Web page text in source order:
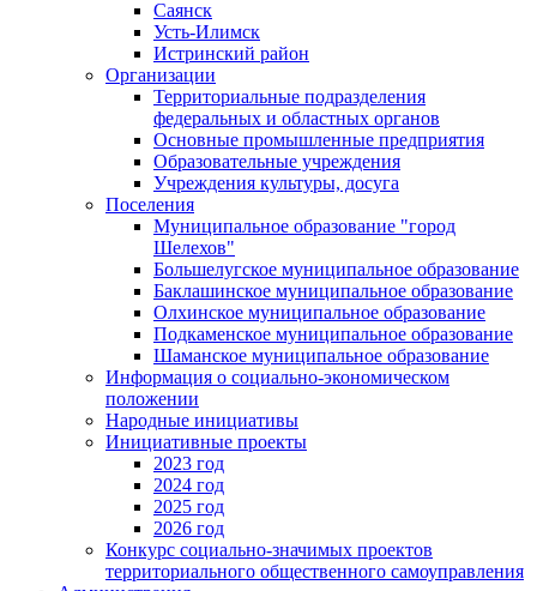
Саянск
Усть-Илимск
Истринский район
Организации
Территориальные подразделения
федеральных и областных органов
Основные промышленные предприятия
Образовательные учреждения
Учреждения культуры, досуга
Поселения
Муниципальное образование "город
Шелехов"
Большелугское муниципальное образование
Баклашинское муниципальное образование
Олхинское муниципальное образование
Подкаменское муниципальное образование
Шаманское муниципальное образование
Информация о социально-экономическом
положении
Народные инициативы
Инициативные проекты
2023 год
2024 год
2025 год
2026 год
Конкурс социально-значимых проектов
территориального общественного самоуправления